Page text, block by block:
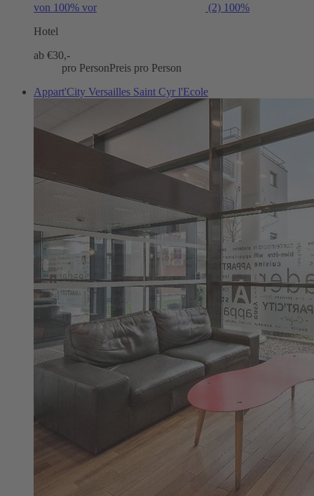
von 100% vor (2) 100%
Hotel
ab €30,-
pro PersonPreis pro Person
Appart'City Versailles Saint Cyr l'Ecole